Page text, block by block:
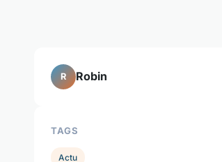
R Robin
TAGS
Actu